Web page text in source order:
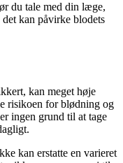
du tale med din læge,
kan påvirke blodets
kan meget høje
risikoen for blødning og
ingen grund til at tage
kan erstatte en varieret